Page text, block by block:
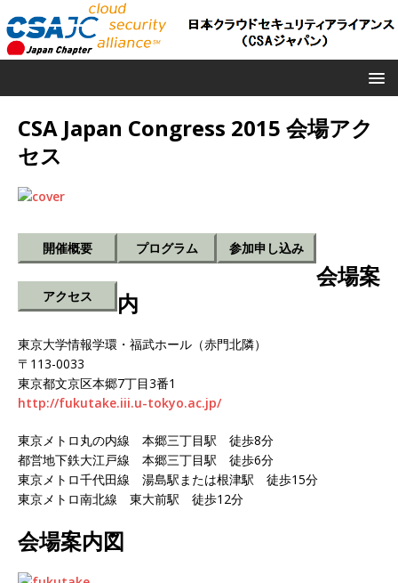
CSA Japan Congress 2015 会場アク
セス
開催概要 プログラム 参加申し込み
アクセス
会場案
内
東京大学情報学環・福武ホール（赤門北隣）
〒113-0033
東京都文京区本郷7丁目3番1
http://fukutake.iii.u-tokyo.ac.jp/
東京メトロ丸の内線 本郷三丁目駅 徒歩8分
都営地下鉄大江戸線 本郷三丁目駅 徒歩6分
東京メトロ千代田線 湯島駅または根津駅 徒歩15分
東京メトロ南北線 東大前駅 徒歩12分
会場案内図